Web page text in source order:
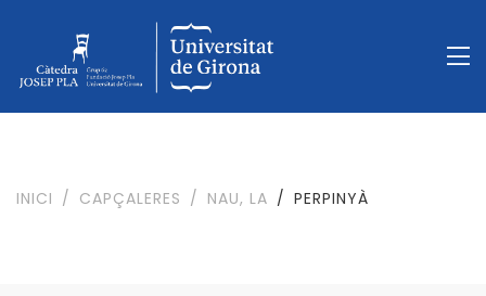
INICI CAPÇALERES NAU, LA PERPINYÀ